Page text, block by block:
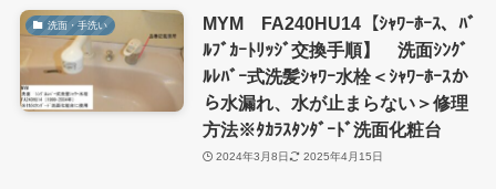
洗面・手洗い
MYM FA240HU14【ｼｬﾜｰﾎｰｽ、ﾊﾞ
ﾙﾌﾞｶｰﾄﾘｯｼﾞ交換手順】 洗面ｼﾝｸﾞ
ﾙﾚﾊﾞｰ式洗髪ｼｬﾜｰ水栓＜ｼｬﾜｰﾎｰｽか
ら水漏れ、水が止まらない＞修理
方法※ﾀｶﾗｽﾀﾝﾀﾞｰﾄﾞ洗面化粧台
2024年3月8日 2025年4月15日